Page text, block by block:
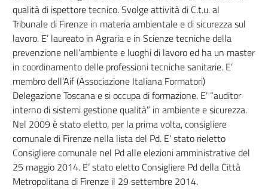
qualità di ispettore tecnico. Svolge attività di C.t.u. al
Tribunale di Firenze in materia ambientale e di sicurezza sul
lavoro. E’ laureato in Agraria e in Scienze tecniche della
prevenzione nell’ambiente e luoghi di lavoro ed ha un master
in coordinamento delle professioni tecniche sanitarie. E’
membro dell’Aif (Associazione Italiana Formatori)
Delegazione Toscana e si occupa di formazione. E’ “auditor
interno di sistemi gestione qualità” in ambiente e sicurezza.
Nel 2009 è stato eletto, per la prima volta, consigliere
comunale di Firenze nella lista del Pd. E’ stato rieletto
Consigliere comunale nel Pd alle elezioni amministrative del
25 maggio 2014. E’ stato eletto Consigliere Pd della Città
Metropolitana di Firenze il 29 settembre 2014.